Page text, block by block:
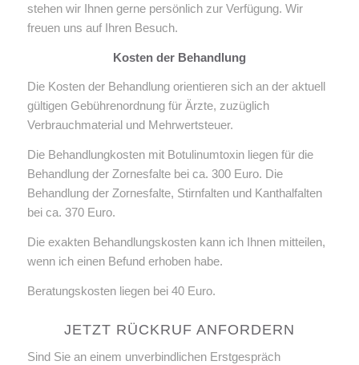
stehen wir Ihnen gerne persönlich zur Verfügung. Wir
freuen uns auf Ihren Besuch.
Kosten der Behandlung
Die Kosten der Behandlung orientieren sich an der aktuell
gültigen Gebührenordnung für Ärzte, zuzüglich
Verbrauchmaterial und Mehrwertsteuer.
Die Behandlungkosten mit Botulinumtoxin liegen für die
Behandlung der Zornesfalte bei ca. 300 Euro. Die
Behandlung der Zornesfalte, Stirnfalten und Kanthalfalten
bei ca. 370 Euro.
Die exakten Behandlungskosten kann ich Ihnen mitteilen,
wenn ich einen Befund erhoben habe.
Beratungskosten liegen bei 40 Euro.
JETZT RÜCKRUF ANFORDERN
Sind Sie an einem unverbindlichen Erstgespräch